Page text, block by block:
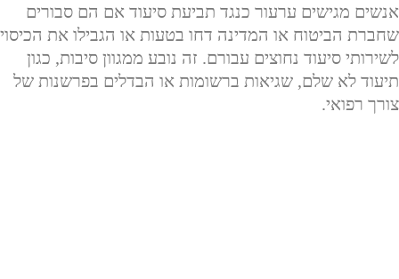
אנשים מגישים ערעור כנגד תביעת סיעוד אם הם סבורים
שחברת הביטוח או המדינה דחו בטעות או הגבילו את הכיסוי
לשירותי סיעוד נחוצים עבורם. זה נובע ממגוון סיבות, כגון
תיעוד לא שלם, שגיאות ברשומות או הבדלים בפרשנות של
צורך רפואי.